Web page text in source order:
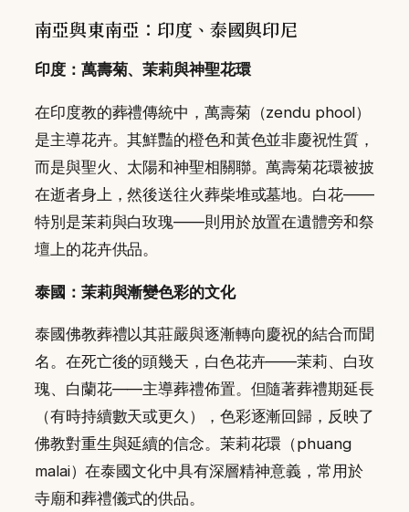
南亞與東南亞：印度、泰國與印尼
印度：萬壽菊、茉莉與神聖花環
在印度教的葬禮傳統中，萬壽菊（zendu phool）
是主導花卉。其鮮豔的橙色和黃色並非慶祝性質，
而是與聖火、太陽和神聖相關聯。萬壽菊花環被披
在逝者身上，然後送往火葬柴堆或墓地。白花——
特別是茉莉與白玫瑰——則用於放置在遺體旁和祭
壇上的花卉供品。
泰國：茉莉與漸變色彩的文化
泰國佛教葬禮以其莊嚴與逐漸轉向慶祝的結合而聞
名。在死亡後的頭幾天，白色花卉——茉莉、白玫
瑰、白蘭花——主導葬禮佈置。但隨著葬禮期延長
（有時持續數天或更久），色彩逐漸回歸，反映了
佛教對重生與延續的信念。茉莉花環（phuang
malai）在泰國文化中具有深層精神意義，常用於
寺廟和葬禮儀式的供品。